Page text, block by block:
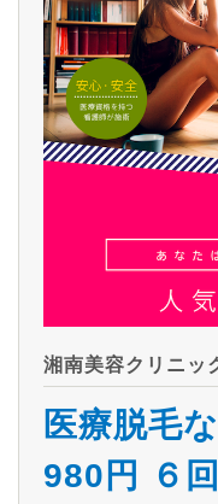
湘南美容クリニッ
医療脱毛
980円 ６